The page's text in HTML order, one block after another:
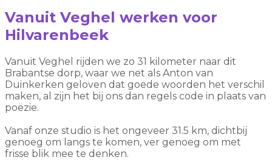
Vanuit Veghel werken voor
Hilvarenbeek
Vanuit Veghel rijden we zo 31 kilometer naar dit
Brabantse dorp, waar we net als Anton van
Duinkerken geloven dat goede woorden het verschil
maken, al zijn het bij ons dan regels code in plaats van
poëzie.
Vanaf onze studio is het ongeveer 31.5 km, dichtbij
genoeg om langs te komen, ver genoeg om met
frisse blik mee te denken.